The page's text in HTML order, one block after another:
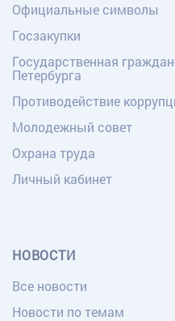
Официальные символы
Госзакупки
Государственная
Петербурга
Противодействие
Молодежный совет
Охрана труда
Личный кабинет
НОВОСТИ
Все новости
Новости по темам